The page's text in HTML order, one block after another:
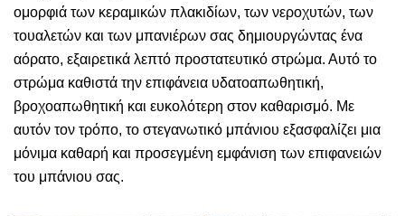
ομορφιά των κεραμικών πλακιδίων, των νεροχυτών, των
τουαλετών και των μπανιέρων σας δημιουργώντας ένα
αόρατο, εξαιρετικά λεπτό προστατευτικό στρώμα. Αυτό το
στρώμα καθιστά την επιφάνεια υδατοαπωθητική,
βροχοαπωθητική και ευκολότερη στον καθαρισμό. Με
αυτόν τον τρόπο, το στεγανωτικό μπάνιου εξασφαλίζει μια
μόνιμα καθαρή και προσεγμένη εμφάνιση των επιφανειών
του μπάνιου σας.